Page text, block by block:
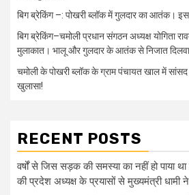
बिग ब्रेकिंग –: पोखरी ब्लॉक में गुलदार का आतंक। इस
बिग ब्रेकिंग–चमोली प्रधान संगठन अध्यक्ष योगिता
मुलाकात। भालू और गुलदार के आतंक से निजात
चमोली के पोखरी ब्लॉक के ग्राम पंचायत खाल में
खुलासा!
RECENT POSTS
वर्षों से जिस सड़क की समस्या का नहीं हो पाया
की प्रदेश अध्यक्ष के प्रयासों से मुख्यमंत्री धामी ने